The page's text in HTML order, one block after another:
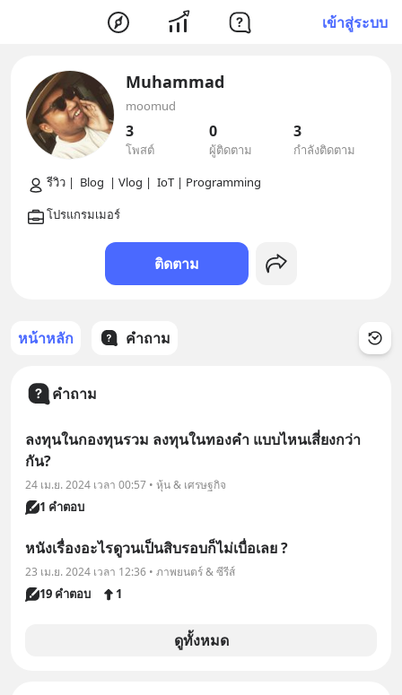
เข้าสู่ระบบ
Muhammad
moomud
3
โพสต์
0
ผู้ติดตาม
3
กำลังติดตาม
ติดตาม
หน้าหลัก คำถาม
คำถาม
ลงทุนในกองทุนรวม ลงทุนในทองคำ แบบไหนเสี่ยงกว่า
กัน?
24 เม.ย. 2024 เวลา 00:57 • หุ้น & เศรษฐกิจ
1 คำตอบ
หนังเรื่องอะไรดูวนเป็นสิบรอบก็ไม่เบื่อเลย ?
23 เม.ย. 2024 เวลา 12:36 • ภาพยนตร์ & ซีรีส์
19 คำตอบ 1
ดูทั้งหมด